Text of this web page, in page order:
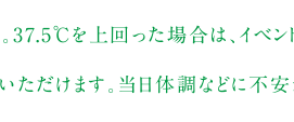
を上回った場合は、イベン
ただけます。当日体調などに不